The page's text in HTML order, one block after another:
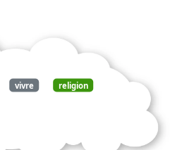
vivre religion